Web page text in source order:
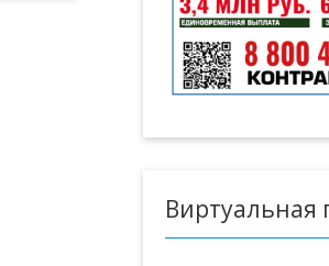
Виртуальная